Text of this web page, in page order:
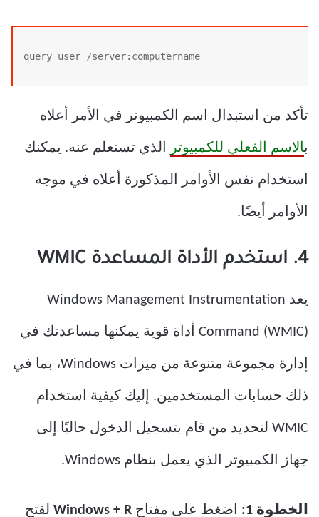
query user /server:computername
تأكد من استبدال اسم الكمبيوتر في الأمر أعلاه
بالاسم الفعلي للكمبيوتر الذي تستعلم عنه. يمكنك
استخدام نفس الأوامر المذكورة أعلاه في موجه
الأوامر أيضًا.
4. استخدم الأداة المساعدة WMIC
يعد Windows Management Instrumentation
Command (WMIC) أداة قوية يمكنها مساعدتك في
إدارة مجموعة متنوعة من ميزات Windows، بما في
ذلك حسابات المستخدمين. إليك كيفية استخدام
WMIC لتحديد من قام بتسجيل الدخول حاليًا إلى
جهاز الكمبيوتر الذي يعمل بنظام Windows.
الخطوة 1: اضغط على مفتاح Windows + R لفتح